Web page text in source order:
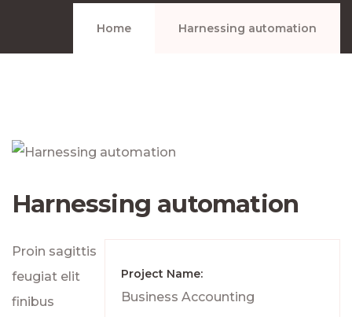
Home Harnessing automation
Harnessing automation
Project Name:
Business Accounting
Proin sagittis
feugiat elit
finibus